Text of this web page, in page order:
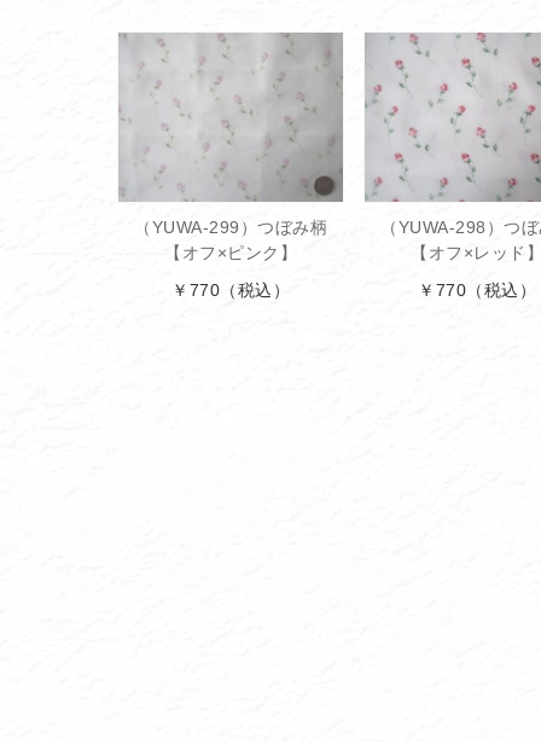
（YUWA-299）つぼみ柄
【オフ×ピンク】
￥770 （税込）
（YUWA-298）つ
【オフ×レッド
￥770 （税込）